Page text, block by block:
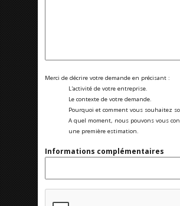
Merci de décrire votre demande en précisant :
L'activité de votre entreprise.
Le contexte de votre demande.
Pourquoi et comment vous souhaitez
A quel moment, nous pouvons vous
une première estimation.
Informations complémentaires